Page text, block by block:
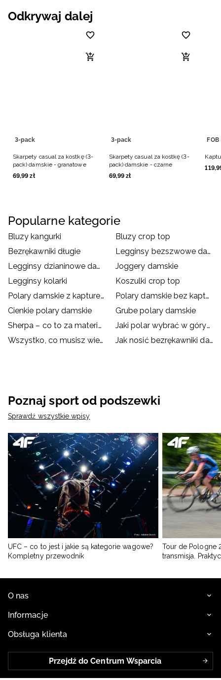
Odkrywaj dalej
3-pack
Skarpety casual za kostkę (3-
pack) damskie - granatowe
69,99 zł
3-pack
Skarpety casual za kostkę (3-
pack) damskie - czarne
69,99 zł
FOB
119,
Popularne kategorie
Bluzy kangurki
Bluzy crop top
Bezrękawniki długie
Legginsy bezszwowe damskie
Legginsy dzianinowe damskie
Joggery damskie
Legginsy kolarki
Koszulki crop top
Polary damskie z kapturem
Polary damskie bez kaptura
Cienkie polary damskie
Grube polary damskie
Sherpa – co to za materiał? Zalety polaru sherpa
Jaki polar wybrać w góry? Jaki polar na trekking?
Wszystko, co musisz wiedzieć o polarze
Jak nosić bezrękawniki damskie?
Poznaj sport od podszewki
Sprawdź wszystkie wpisy
UFC – co to jest i jakie są kategorie wagowe?
Kompletny przewodnik
Tour de Pologne
transmisja.
O nas
Informacje
Obsługa klienta
Przejdź do Centrum Wsparcia